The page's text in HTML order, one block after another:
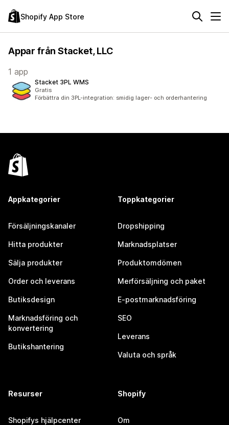
Shopify App Store
Appar från Stacket, LLC
1 app
Stacket 3PL WMS
Gratis
Förbättra din 3PL-integration: smidig lager- och orderhantering
Appkategorier
Försäljningskanaler
Hitta produkter
Sälja produkter
Order och leverans
Butiksdesign
Marknadsföring och
konvertering
Butikshantering
Toppkategorier
Dropshipping
Marknadsplatser
Produktomdömen
Merförsäljning och paket
E-postmarknadsföring
SEO
Leverans
Valuta och språk
Resurser
Shopifys hjälpcenter
Shopify
Om